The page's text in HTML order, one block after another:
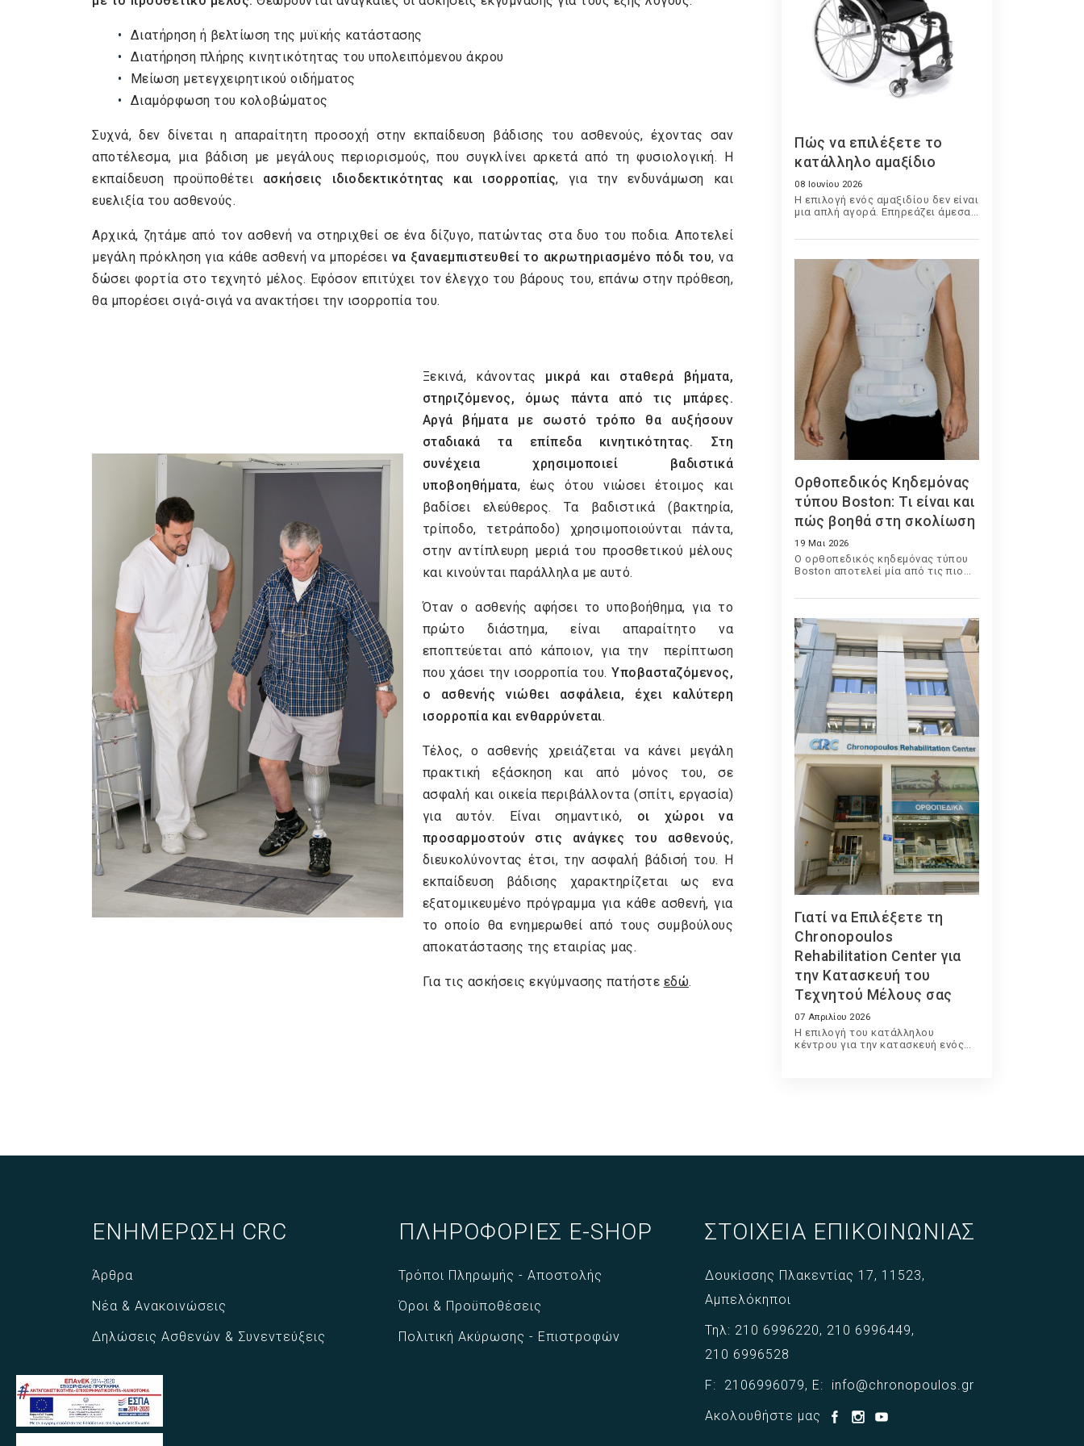
Διατήρηση ή βελτίωση της μυϊκής κατάστασης
Διατήρηση πλήρης κινητικότητας του υπολειπόμενου άκρου
Μείωση μετεγχειρητικού οιδήματος
Διαμόρφωση του κολοβώματος
Συχνά, δεν δίνεται η απαραίτητη προσοχή στην εκπαίδευση βάδισης του ασθενούς, έχοντας σαν
αποτέλεσμα, μια βάδιση με μεγάλους περιορισμούς, που συγκλίνει αρκετά από τη φυσιολογική. Η
εκπαίδευση προϋποθέτει ασκήσεις ιδιοδεκτικότητας και ισορροπίας, για την ενδυνάμωση και
ευελιξία του ασθενούς.
Αρχικά, ζητάμε από τον ασθενή να στηριχθεί σε ένα δίζυγο, πατώντας στα δυο του ποδια. Αποτελεί
μεγάλη πρόκληση για κάθε ασθενή να μπορέσει να ξαναεμπιστευθεί το ακρωτηριασμένο πόδι του, να
δώσει φορτία στο τεχνητό μέλος. Εφόσον επιτύχει τον έλεγχο του βάρους του, επάνω στην πρόθεση,
θα μπορέσει σιγά-σιγά να ανακτήσει την ισορροπία του.
Ξεκινά, κάνοντας μικρά και σταθερά βήματα,
στηριζόμενος, όμως πάντα από τις μπάρες.
Αργά βήματα με σωστό τρόπο θα αυξήσουν
σταδιακά τα επίπεδα κινητικότητας. Στη
συνέχεια χρησιμοποιεί βαδιστικά
υποβοηθήματα, έως ότου νιώσει έτοιμος και
βαδίσει ελεύθερος. Τα βαδιστικά (βακτηρία,
τρίποδο, τετράποδο) χρησιμοποιούνται πάντα,
στην αντίπλευρη μεριά του προσθετικού μέλους
και κινούνται παράλληλα με αυτό.
Όταν ο ασθενής αφήσει το υποβοήθημα, για το
πρώτο διάστημα, είναι απαραίτητο να
εποπτεύεται από κάποιον, για την περίπτωση
που χάσει την ισορροπία του. Υποβασταζόμενος,
ο ασθενής νιώθει ασφάλεια, έχει καλύτερη
ισορροπία και ενθαρρύνεται.
Τέλος, ο ασθενής χρειάζεται να κάνει μεγάλη
πρακτική εξάσκηση και από μόνος του, σε
ασφαλή και οικεία περιβάλλοντα (σπίτι, εργασία)
για αυτόν. Είναι σημαντικό, οι χώροι να
προσαρμοστούν στις ανάγκες του ασθενούς,
διευκολύνοντας έτσι, την ασφαλή βάδισή του. Η
εκπαίδευση βάδισης χαρακτηρίζεται ως ενα
εξατομικευμένο πρόγραμμα για κάθε ασθενή, για
το οποίο θα ενημερωθεί από τους συμβούλους
αποκατάστασης της εταιρίας μας.
Για τις ασκήσεις εκγύμνασης πατήστε εδώ.
Πώς να επιλέξετε το
κατάλληλο αμαξίδιο
08 Ιουνίου 2026
Η επιλογή ενός αμαξιδίου δεν είναι
μια απλή αγορά. Επηρεάζει άμεσα
ασφάλεια και την ποιότητα ζωής
προσωρινή χρήση μετά από
τραυματισμό είτε για μακροχρόνια
καθημερινή χρήση, η σωστή
επιλογή απαιτεί προσεκτική
αξιολόγηση πολλών παραγόντων.
Ορθοπεδικός Κηδεμόνας
τύπου Boston: Τι είναι και
πώς βοηθά στη σκολίωση
19 Μαι 2026
Ο ορθοπεδικός κηδεμόνας τύπου
Boston αποτελεί μία από τις πιο
σκολίωσης σε παιδιά και εφήβους.
Χρησιμοποιείται εδώ και
δεκαετίες παγκοσμίως και έχει
βοηθήσει χιλιάδες ασθενείς να
περιορίσουν την εξέλιξη της
παραμόρφωσης της σπονδυλικής
στήλης χωρίς χειρουργική
επέμβαση.
Γιατί να Επιλέξετε τη
Chronopoulos
Rehabilitation Center για
την Κατασκευή του
Τεχνητού Μέλους σας
07 Απριλίου 2026
Η επιλογή του κατάλληλου
κέντρου για την κατασκευή ενός
ΕΝΗΜΕΡΩΣΗ CRC
Άρθρα
Νέα & Ανακοινώσεις
Δηλώσεις Ασθενών & Συνεντεύξεις
ΠΛΗΡΟΦΟΡΙΕΣ E-SHOP
Τρόποι Πληρωμής - Αποστολής
Όροι & Προϋποθέσεις
Πολιτική Ακύρωσης - Επιστροφών
ΣΤΟΙΧΕΙΑ ΕΠΙΚΟΙΝΩΝΙΑΣ
Δουκίσσης Πλακεντίας 17, 11523,
Αμπελόκηποι
Τηλ: 210 6996220, 210 6996449,
210 6996528
F: 2106996079, E: info@chronopoulos.gr
Ακολουθήστε μας